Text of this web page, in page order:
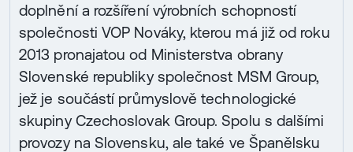
doplnění a rozšíření výrobních schopností
společnosti VOP Nováky, kterou má již od roku
2013 pronajatou od Ministerstva obrany
Slovenské republiky společnost MSM Group,
jež je součástí průmyslově technologické
skupiny Czechoslovak Group. Spolu s dalšími
provozy na Slovensku, ale také ve Španělsku